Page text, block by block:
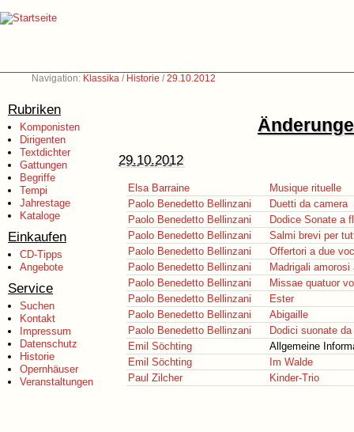
Navigation: Klassika / Historie /29.10.2012
Rubriken
Komponisten
Dirigenten
Textdichter
Gattungen
Begriffe
Tempi
Jahrestage
Kataloge
Einkaufen
CD-Tipps
Angebote
Service
Suchen
Kontakt
Impressum
Datenschutz
Historie
Opernhäuser
Veranstaltungen
29.10.2012
Elsa Barraine
Musique rituelle
Paolo Benedetto Bellinzani
Duetti da camera
Paolo Benedetto Bellinzani
Dodice Sonate a
Paolo Benedetto Bellinzani
Salmi brevi per
Paolo Benedetto Bellinzani
Offertori a due
Paolo Benedetto Bellinzani
Madrigali
Paolo Benedetto Bellinzani
Missae quatuor
Paolo Benedetto Bellinzani
Ester
Paolo Benedetto Bellinzani
Abigaille
Paolo Benedetto Bellinzani
Dodici suonate
Emil Söchting
Allgemeine
Emil Söchting
Im Walde
Paul Zilcher
Kinder-Trio